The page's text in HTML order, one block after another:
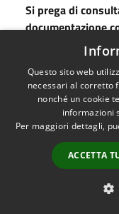
Si prega di
documentazione
A cura di
Anagrafe
Questo sito web
necessari al corretto
nonché un cookie
informazioni
Per maggiori dettagli,
ACCETTA